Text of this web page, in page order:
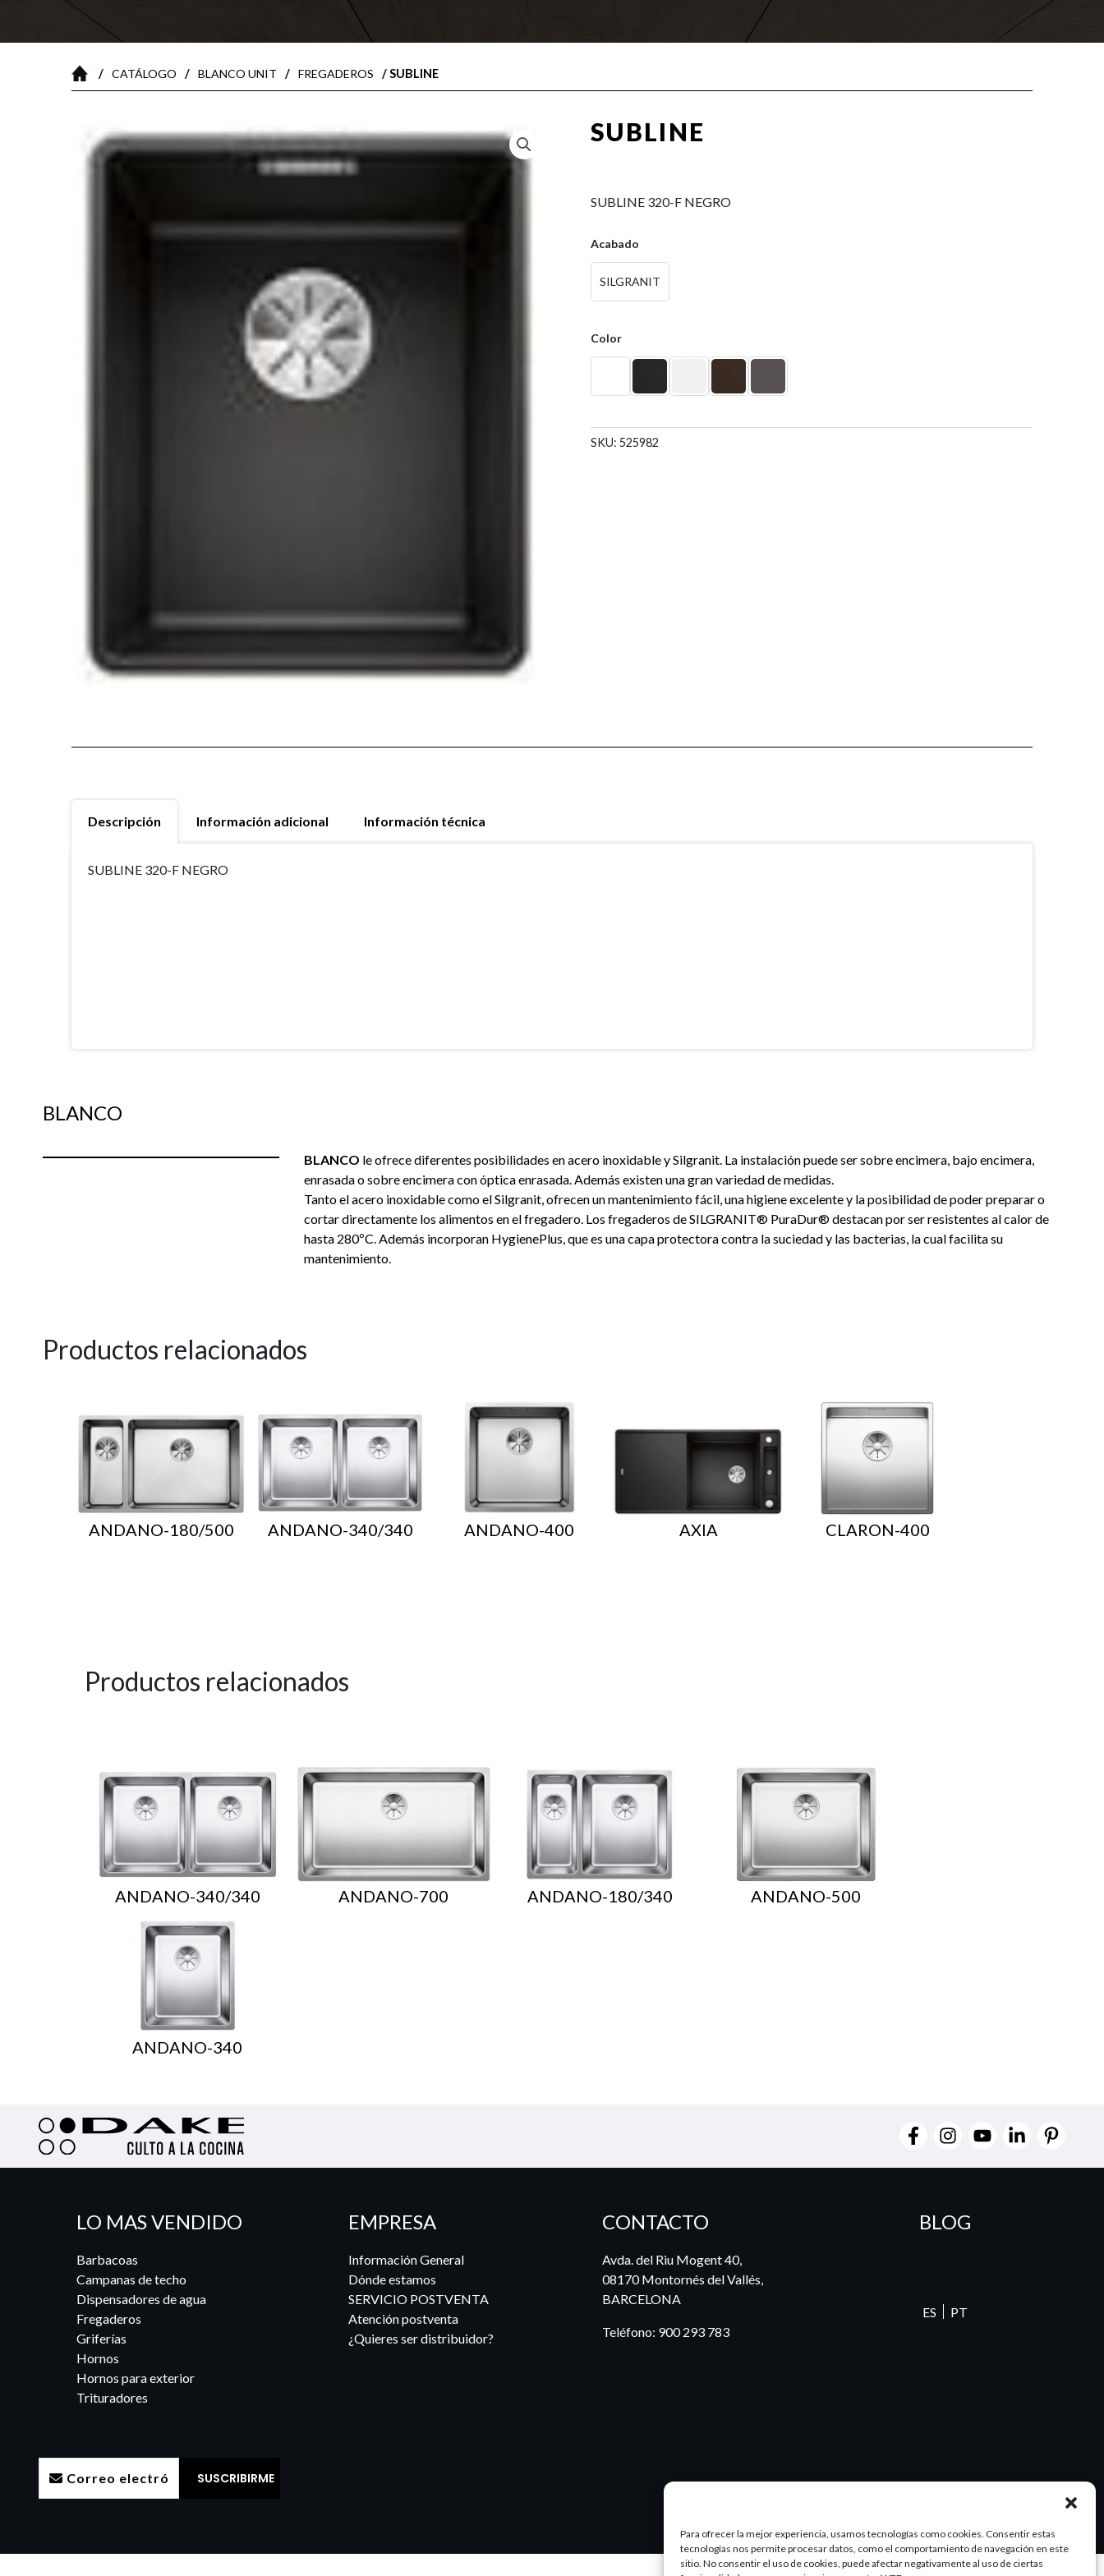
Para ofrecer la mejor experiencia, usamos tecnologías como cookies. Consentir estas
tecnologías nos permite procesar datos, como el comportamiento de navegación en este
sitio. No consentir el uso de cookies, puede afectar negativamente al uso de ciertas
/ CATÁLOGO / BLANCO UNIT / FREGADEROS / SUBLINE
SUBLINE
SUBLINE 320-F NEGRO
Acabado
SILGRANIT
Color
SKU: 525982
Descripción Información adicional Información técnica
SUBLINE 320-F NEGRO
BLANCO
BLANCO le ofrece diferentes posibilidades en acero inoxidable y Silgranit. La instalación puede ser sobre encimera, bajo encimera,
enrasada o sobre encimera con óptica enrasada. Además existen una gran variedad de medidas.
Tanto el acero inoxidable como el Silgranit, ofrecen un mantenimiento fácil, una higiene excelente y la posibilidad de poder preparar o
cortar directamente los alimentos en el fregadero. Los fregaderos de SILGRANIT® PuraDur® destacan por ser resistentes al calor de
hasta 280ºC. Además incorporan HygienePlus, que es una capa protectora contra la suciedad y las bacterias, la cual facilita su
mantenimiento.
Productos relacionados
ANDANO-180/500 ANDANO-340/340 ANDANO-400 AXIA CLARON-400
Productos relacionados
ANDANO-340/340 ANDANO-700 ANDANO-180/340 ANDANO-500
ANDANO-340
LO MAS VENDIDO
Barbacoas
Campanas de techo
Dispensadores de agua
Fregaderos
Griferías
Hornos
Hornos para exterior
Trituradores
EMPRESA
Información General
Dónde estamos
SERVICIO POSTVENTA
Atención postventa
¿Quieres ser distribuidor?
CONTACTO
Avda. del Riu Mogent 40,
08170 Montornés del Vallés,
BARCELONA
Teléfono: 900 293 783
BLOG
ES PT